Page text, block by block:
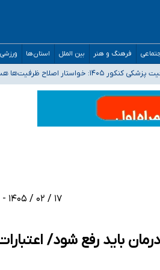
فرهنگ و هنر بین الملل استان‌ها ورزشی
اما هنوز پاسخ مشخصی نگرفته‌ایم
فرماندهی صحنه عملیات و دکترای تخصصی
بیمه
و کرمان بالاتر از آستانه هشدار
۱۷ / ۰۲ / ۱۴۰۵ - ۰۸:۴۹:۰۱
باید رفع شود/